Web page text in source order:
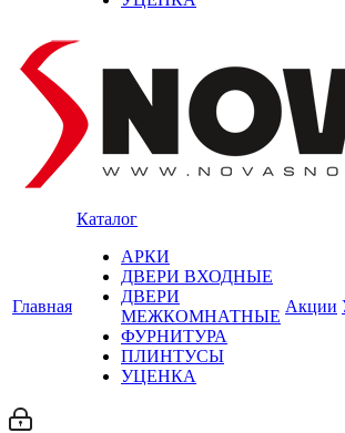
Главная
Каталог
АРКИ
ДВЕРИ ВХОДНЫЕ
ДВЕРИ
МЕЖКОМНАТНЫЕ
ФУРНИТУРА
ПЛИНТУСЫ
УЦЕНКА
Акции